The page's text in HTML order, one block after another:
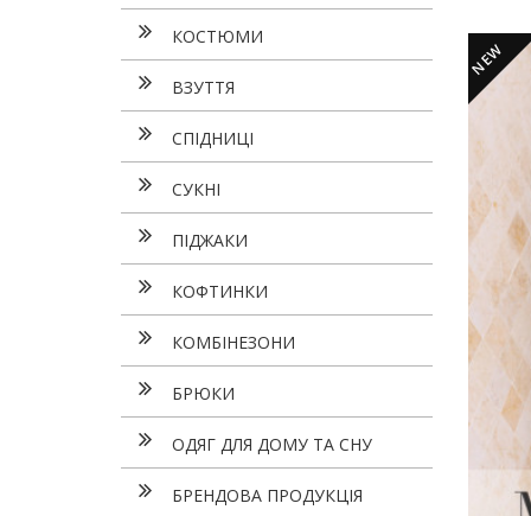
КОСТЮМИ
ВЗУТТЯ
СПІДНИЦІ
СУКНI
ПІДЖАКИ
КОФТИНКИ
КОМБІНЕЗОНИ
БРЮКИ
ОДЯГ ДЛЯ ДОМУ ТА СНУ
БРЕНДОВА ПРОДУКЦІЯ
NEW